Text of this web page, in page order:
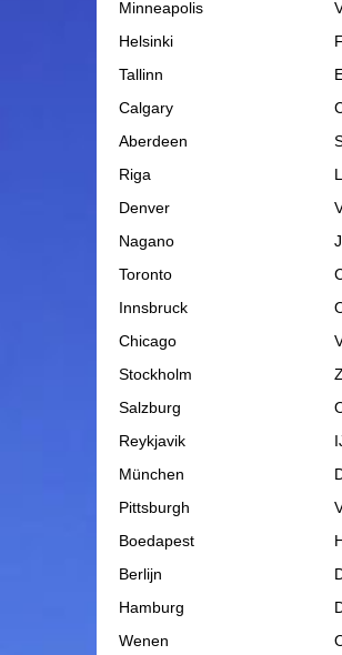
Minneapolis
Helsinki
Tallinn
Calgary
Aberdeen
Riga
Denver
Nagano
Toronto
Innsbruck
Chicago
Stockholm
Salzburg
Reykjavik
München
Pittsburgh
Boedapest
Berlijn
Hamburg
Wenen